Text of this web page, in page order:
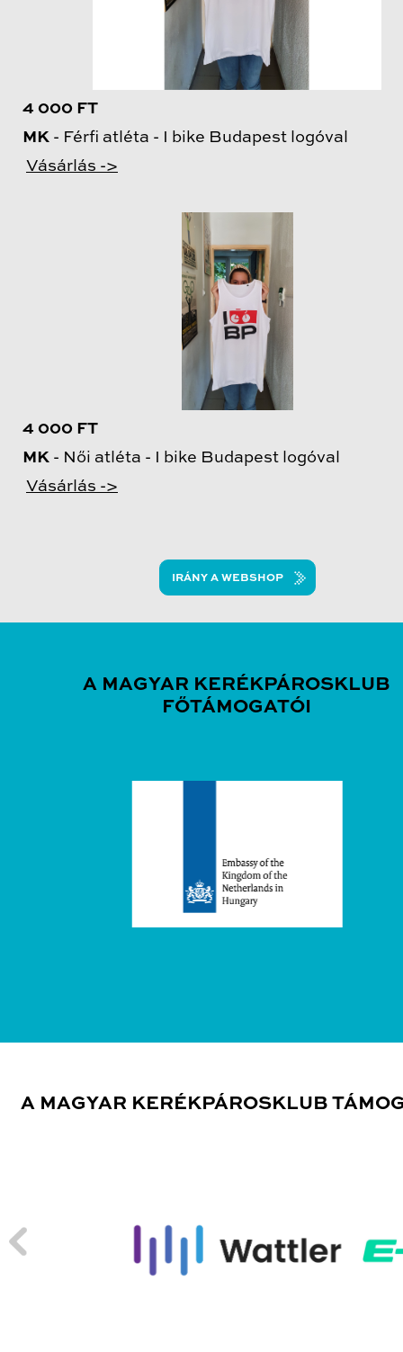
4 000 FT
MK - Férfi atléta - I bike Budapest logóval
Vásárlás ->
4 000 FT
MK - Női atléta - I bike Budapest logóval
Vásárlás ->
IRÁNY A WEBSHOP
A MAGYAR KERÉKPÁROSKLUB
FŐTÁMOGATÓI
A MAGYAR KERÉKPÁROSKLUB